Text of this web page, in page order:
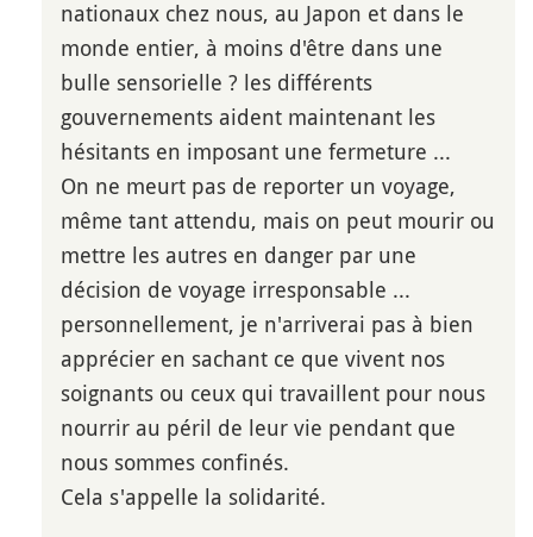
nationaux chez nous, au Japon et dans le
monde entier, à moins d'être dans une
bulle sensorielle ? les différents
gouvernements aident maintenant les
hésitants en imposant une fermeture ...
On ne meurt pas de reporter un voyage,
même tant attendu, mais on peut mourir ou
mettre les autres en danger par une
décision de voyage irresponsable ...
personnellement, je n'arriverai pas à bien
apprécier en sachant ce que vivent nos
soignants ou ceux qui travaillent pour nous
nourrir au péril de leur vie pendant que
nous sommes confinés.
Cela s'appelle la solidarité.